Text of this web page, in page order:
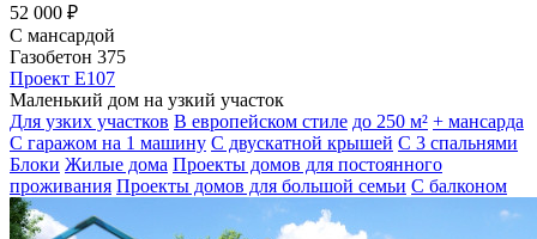
52 000 ₽
С мансардой
Газобетон 375
Проект E107
Маленький дом на узкий участок
Для узких участков В европейском стиле до 250 м² + мансарда
С гаражом на 1 машину С двускатной крышей С 3 спальнями
Блоки Жилые дома Проекты домов для постоянного
проживания Проекты домов для большой семьи С балконом